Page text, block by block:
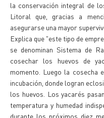
la conservación integral de
Litoral que, gracias a
asegurarse una mayor
Explica que "este tipo de
se denominan Sistema de
cosechar los huevos de
momento. Luego la cosecha
incubación, donde logran
los huevos. Los yacarés
temperatura y humedad
durante los próximos diez